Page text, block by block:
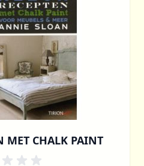
MET CHALK PAINT